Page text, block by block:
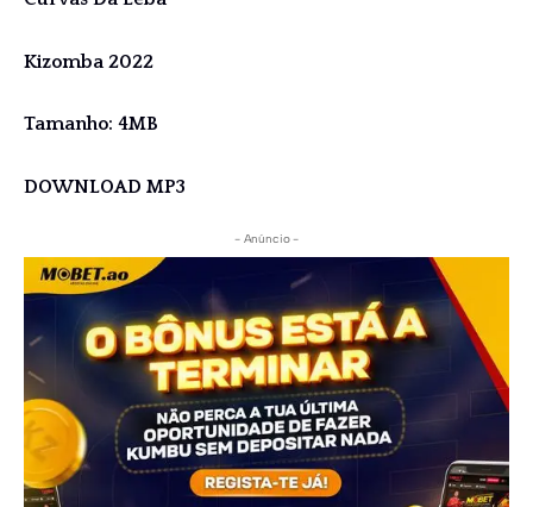
Kizomba 2022
Tamanho: 4MB
DOWNLOAD MP3
- Anúncio -